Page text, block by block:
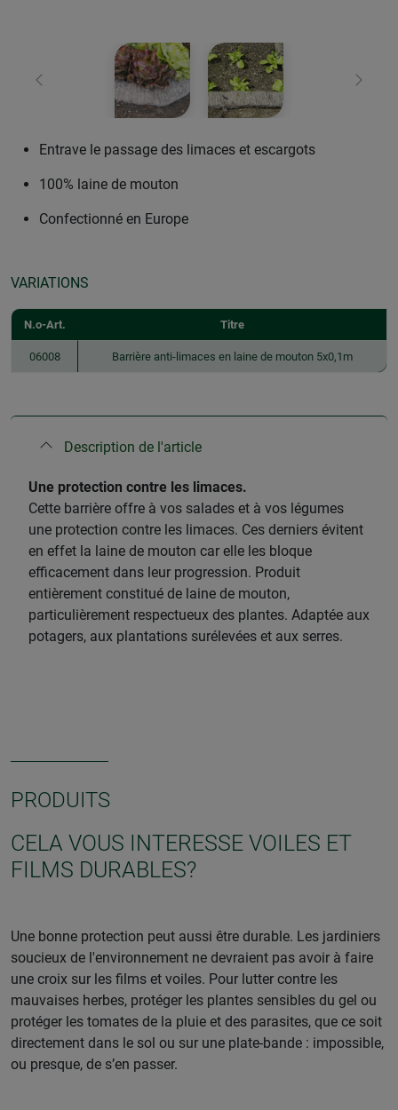
retour
Entrave le passage des limaces et escargots
100% laine de mouton
Confectionné en Europe
VARIATIONS
N.o-Art. Titre
06008 Barrière anti-limaces en laine de mouton 5x0,1m
Description de l'article
Une protection contre les limaces.
Cette barrière offre à vos salades et à vos légumes
une protection contre les limaces. Ces derniers évitent
en effet la laine de mouton car elle les bloque
efficacement dans leur progression. Produit
entièrement constitué de laine de mouton,
particulièrement respectueux des plantes. Adaptée aux
potagers, aux plantations surélevées et aux serres.
PRODUITS
CELA VOUS INTERESSE VOILES ET
FILMS DURABLES?
Une bonne protection peut aussi être durable. Les jardiniers
soucieux de l'environnement ne devraient pas avoir à faire
une croix sur les films et voiles. Pour lutter contre les
mauvaises herbes, protéger les plantes sensibles du gel ou
protéger les tomates de la pluie et des parasites, que ce soit
directement dans le sol ou sur une plate-bande : impossible,
ou presque, de s’en passer.